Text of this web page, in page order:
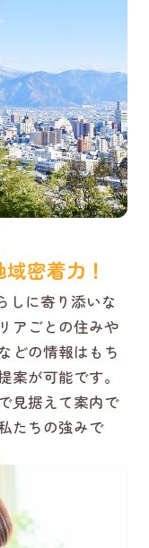
密着力！
しに寄り添いな
アごとの住みや
どの情報はもち
案が可能です。
見据えて案内で
たちの強みで